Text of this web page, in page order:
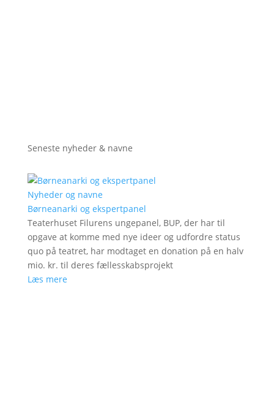
Seneste nyheder & navne
Nyheder og navne
Børneanarki og ekspertpanel
Teaterhuset Filurens ungepanel, BUP, der har til
opgave at komme med nye ideer og udfordre status
quo på teatret, har modtaget en donation på en halv
mio. kr. til deres fællesskabsprojekt
Læs mere